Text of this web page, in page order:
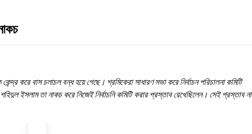
করে বাস চলাচল বন্ধ হয়ে গেছে। শ্রমিকেরা সাধারণ সভা করে নির্বাচন পরিচালনা কমিটি
ইসলাম তা নাকচ করে নিজেই নির্বাচনি কমিটি করার প্রস্তাব রেখেছিলেন। সেই প্রস্তাব না